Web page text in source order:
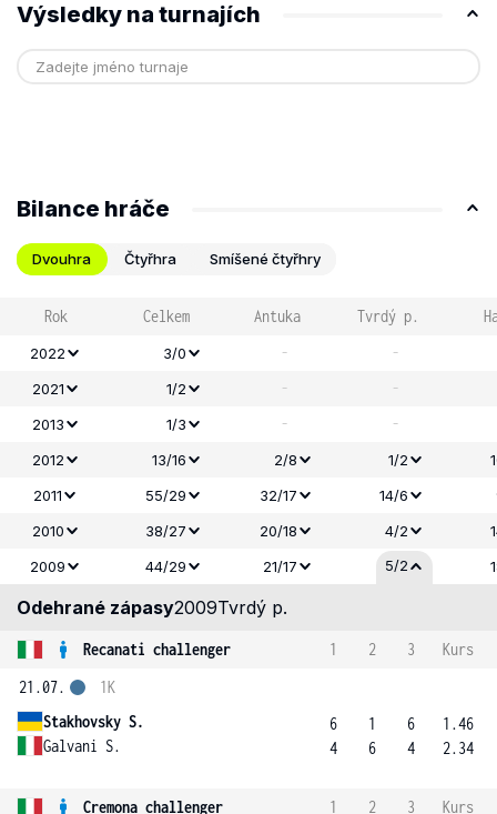
Výsledky na turnajích
Bilance hráče
Dvouhra Čtyřhra Smíšené čtyřhry
Rok Celkem Antuka Tvrdý p.
2022 3/0 - -
2021 1/2 - -
2013 1/3 - -
2012 13/16 2/8 1/2
2011
55/29 32/17 14/6
2010
38/27 20/18 4/2
2009
44/29 21/17 5/2
Odehrané zápasy2009Tvrdý p.
Recanati challenger 1 2 3
Kurs
21.07.
Stakhovsky S.
Galvani S.
1K
6
4
1
6
6
4
1.46
2.34
Cremona challenger 1 2 3
Kurs